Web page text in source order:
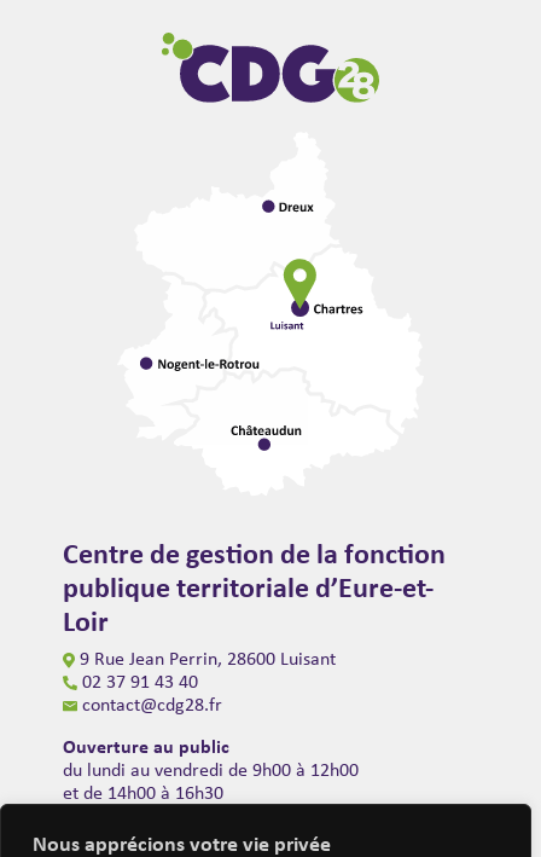
Nous apprécions votre vie privée
Centre de gestion de la fonction
publique territoriale d’Eure-et-
Loir
9 Rue Jean Perrin, 28600 Luisant
02 37 91 43 40
contact@cdg28.fr
Ouverture au public
du lundi au vendredi de 9h00 à 12h00
et de 14h00 à 16h30